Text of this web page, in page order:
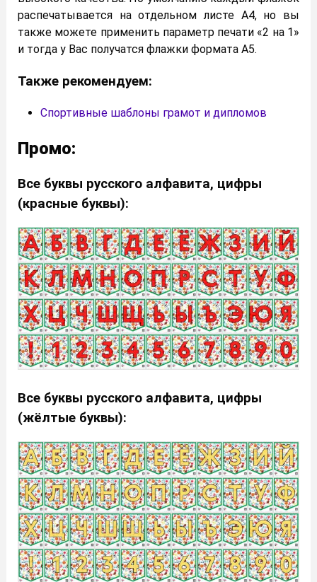
распечатывается на отдельном листе А4, но вы
также можете применить параметр печати «2 на 1»
и тогда у Вас получатся флажки формата А5.
Также рекомендуем:
Спортивные шаблоны грамот и дипломов
Промо:
Все буквы русского алфавита, цифры
(красные буквы):
Все буквы русского алфавита, цифры
(жёлтые буквы):